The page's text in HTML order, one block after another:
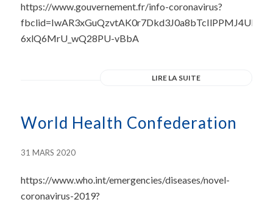
https://www.gouvernement.fr/info-coronavirus?
6xlQ6MrU_wQ28PU-vBbA
LIRE LA SUITE
World Health Confederation
31 MARS 2020
https://www.who.int/emergencies/diseases/novel-
coronavirus-2019?